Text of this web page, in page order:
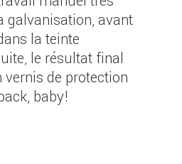
galvanisation, avant
la teinte
le résultat final
vernis de protection
baby!